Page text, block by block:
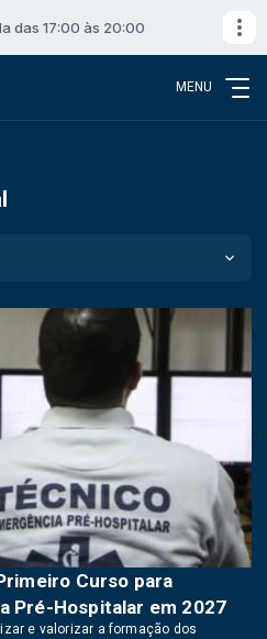
17:00 às 20:00
MENU
Curso para
Pré-Hospitalar em 2027
e valorizar a formação dos